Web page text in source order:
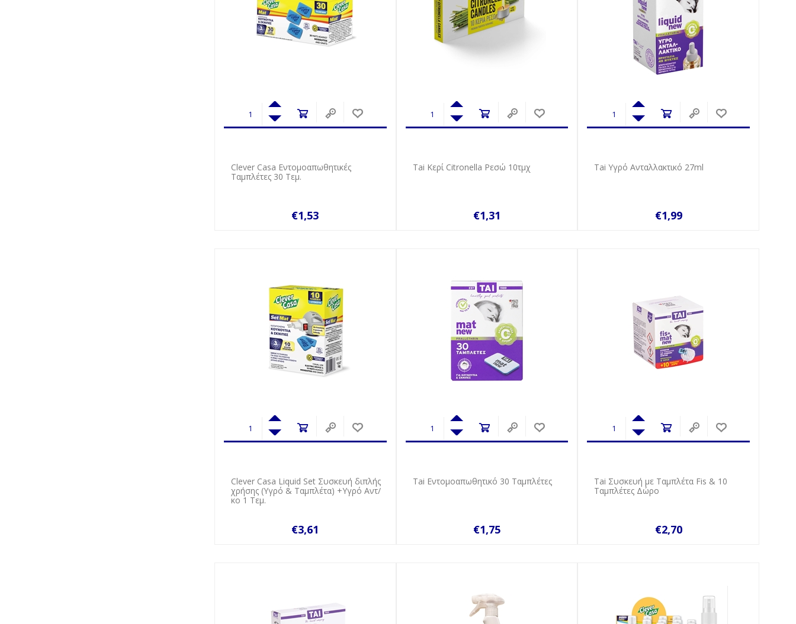
Clever Casa Εντομοαπωθητικές
Ταμπλέτες 30 Τεμ.
€1,53
Tai Κερί Citronella Ρεσώ 10τμχ
€1,31
Tai Υγρό Ανταλλακτικό 27ml
€1,99
Clever Casa Liquid Set Συσκευή διπλής
χρήσης (Υγρό & Ταμπλέτα) +Υγρό Αντ/
κο 1 Τεμ.
€3,61
Tai Εντομοαπωθητικό 30 Tαμπλέτες
€1,75
Tai Συσκευή με Ταμπλέτα Fis & 10
Ταμπλέτες Δώρο
€2,70